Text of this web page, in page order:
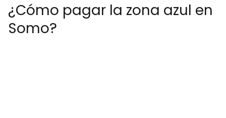
¿Cómo pagar la zona azul en
Somo?